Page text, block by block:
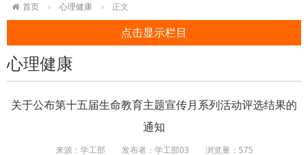
首页 心理健康 正文
点击显示栏目
心理健康
关于公布第十五届生命教育主题宣传月系列活动评选结果的
通知
来源：学工部 发布者：学工部03 浏览量： 575